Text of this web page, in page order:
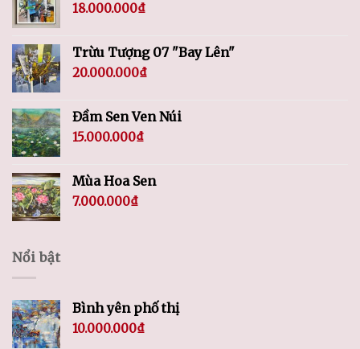
18.000.000₫
Trừu Tượng 07 "Bay Lên"
20.000.000₫
Đầm Sen Ven Núi
15.000.000₫
Mùa Hoa Sen
7.000.000₫
Nổi bật
Bình yên phố thị
10.000.000₫